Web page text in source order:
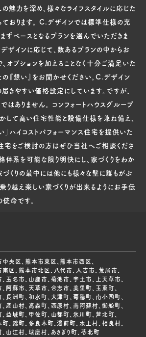
魅力を深め、様々なライフスタイルに応じた
おります。 C.デザインでは標準仕様の充
ずベースとなるプランを選んでいただきま
ザインに応じて、数あるプランの中からお
オプションを加えることなく十分ご満足いた
『想い』をお聞かせください。C.デザイン
きやすい価格設定にしています。ですが、
はありません。 コンフォートハウスグループ
して高い住宅性能と設備仕様を兼ね備え、
」ハイコストパフォーマンス住宅を提供いた
宅をご検討の方はぜひ当社へご相談くださ
体系を可能な限り明快にし、家づくりをわか
づくりの最中には他にも様々な壁に誰もがぶ
り越え楽しい家づくりが出来るようにお手伝
命です。
央区、熊本市東区、熊本市西区、
区、熊本市北区、八代市、人吉市、荒尾市、
玉名市、山鹿市、菊池市、宇土市、上天草市、
阿蘇市、天草市、合志市、美里町、玉東町、
長洲町、和水町、大津町、菊陽町、南小国町、
産山村、高森町、西原村、南阿蘇村、御船町、
益城町、甲佐町、山都町、氷川町、芦北町、
、錦町、多良木町、湯前町、水上村、相良村、
山江村、球磨村、あさぎり町、苓北町